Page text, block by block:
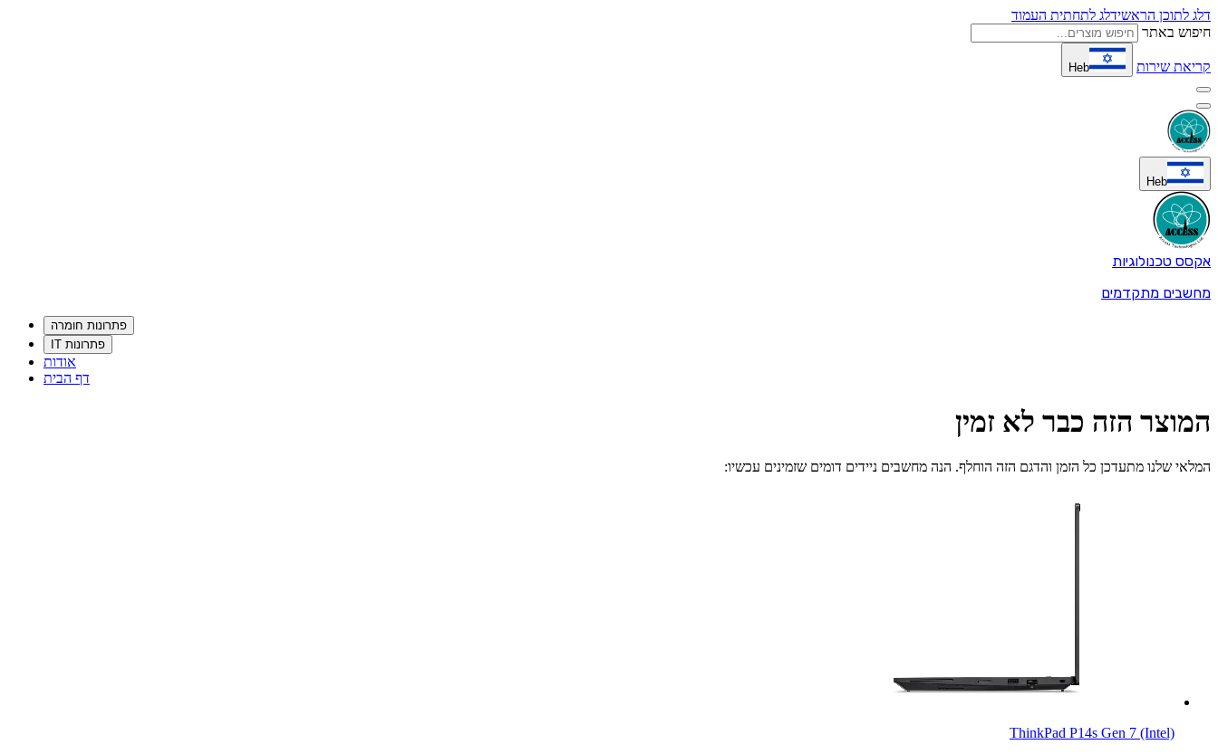
דלג לתוכן הראשידלג לתחתית העמוד
חיפוש באתר
קריאת שירות Heb
Heb
אקסס טכנולוגיות
מחשבים מתקדמים
פתרונות חומרה
פתרונות IT
אודות
דף הבית
המוצר הזה כבר לא זמין
המלאי שלנו מתעדכן כל הזמן והדגם הזה הוחלף. הנה מחשבים ניידים דומים שזמינים עכשיו:
ThinkPad P14s Gen 7 (Intel)